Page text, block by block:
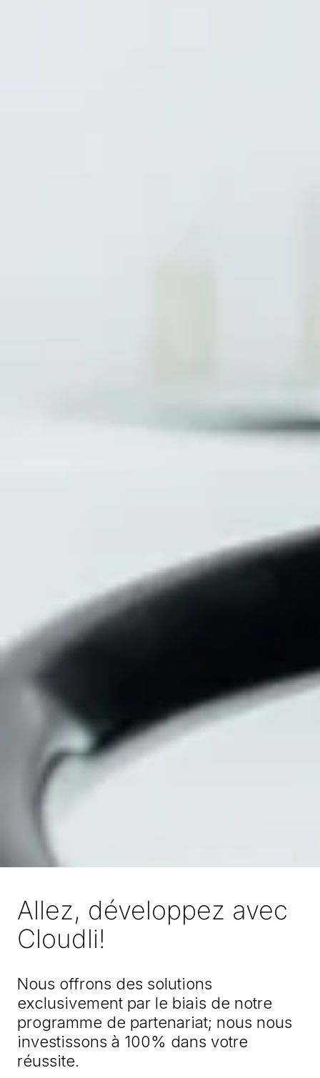
Allez, développez avec
Cloudli!
Nous offrons des solutions
exclusivement par le biais de notre
programme de partenariat; nous nous
investissons à 100% dans votre
réussite.